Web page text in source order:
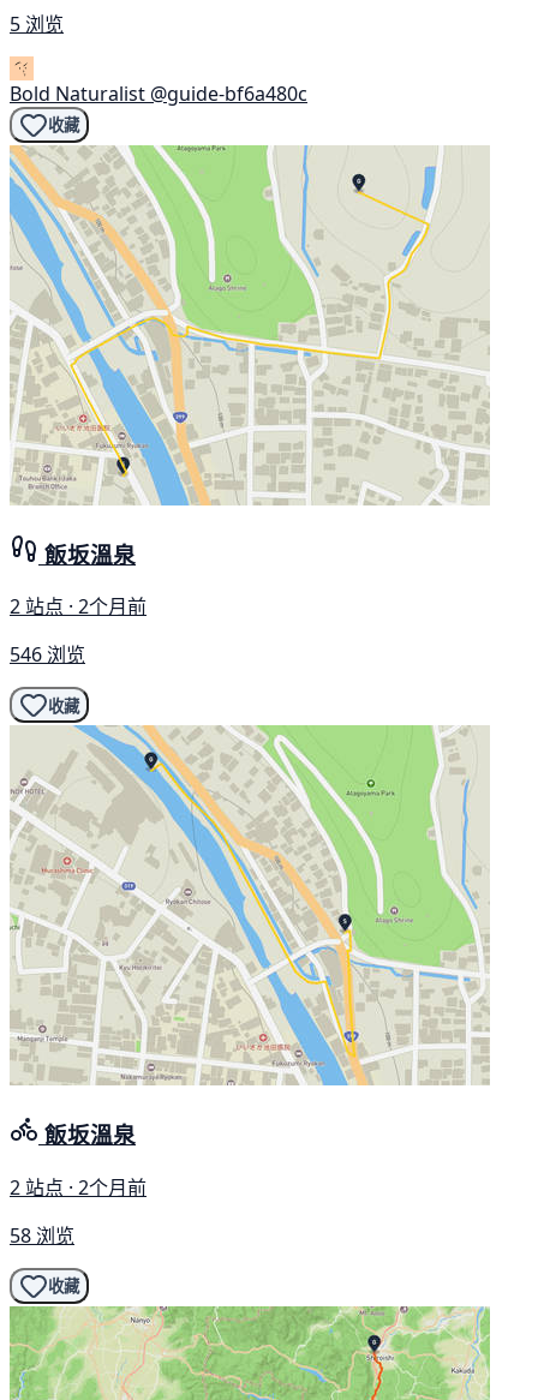
5 浏览
Bold Naturalist @guide-bf6a480c
收藏
飯坂溫泉
2 站点 · 2个月前
546 浏览
收藏
飯坂溫泉
2 站点 · 2个月前
58 浏览
收藏